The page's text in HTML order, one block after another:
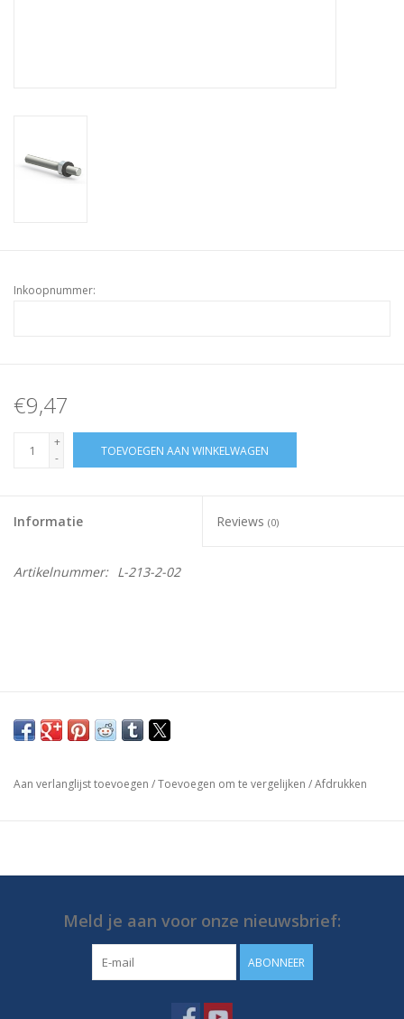
Inkoopnummer:
€9,47
+
-
TOEVOEGEN AAN WINKELWAGEN
Informatie Reviews (0)
Artikelnummer: L-213-2-02
Aan verlanglijst toevoegen /Toevoegen om te vergelijken /Afdrukken
Meld je aan voor onze nieuwsbrief:
ABONNEER